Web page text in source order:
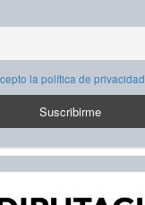
la política de privacidad